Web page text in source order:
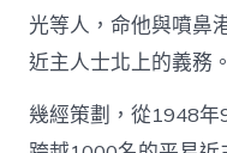
光等人，命他與噴鼻
近主人士北上的義務。
幾經策劃，從1948